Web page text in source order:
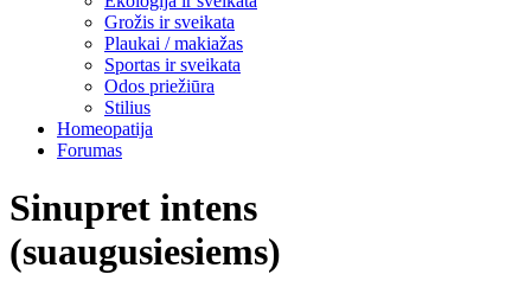
Grožis ir sveikata
Plaukai / makiažas
Sportas ir sveikata
Odos priežiūra
Stilius
Homeopatija
Forumas
Sinupret intens
(suaugusiesiems)